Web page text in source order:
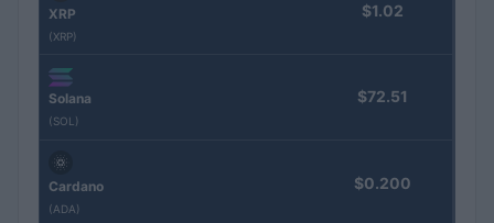
XRP
(XRP)
$1.02
Solana
(SOL)
$72.51
Cardano
(ADA)
$0.200